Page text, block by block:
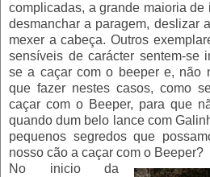
complicadas, a grande maioria
desmanchar a paragem, deslizar
mexer a cabeça. Outros
sensíveis de carácter sentem-se
se a caçar com o beeper e, não
que fazer nestes casos, como
caçar com o Beeper, para que
quando dum belo lance com
pequenos segredos que
nosso cão a caçar com o Beeper?
No inicio da